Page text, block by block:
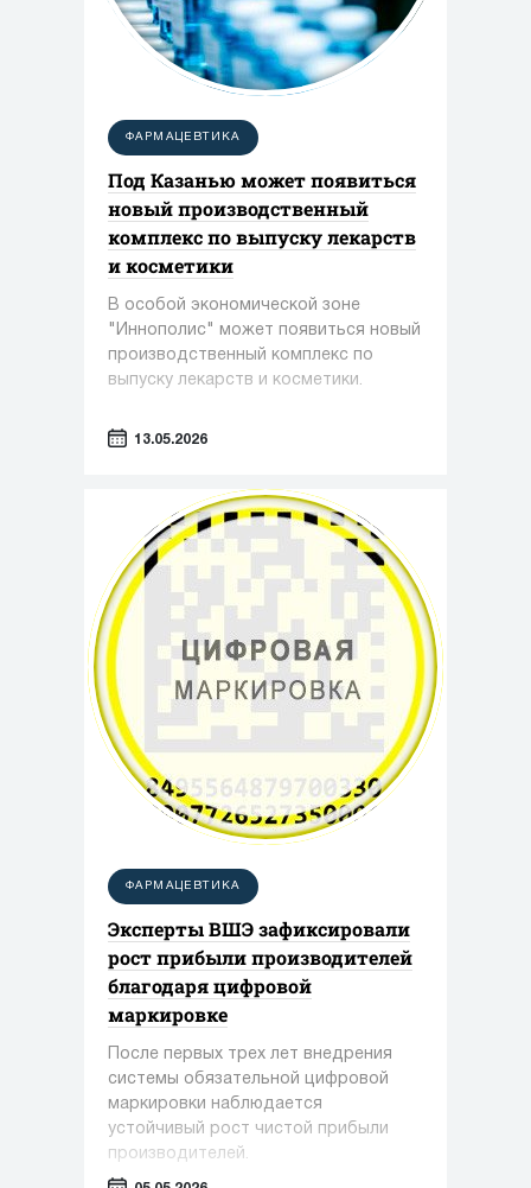
ФАРМАЦЕВТИКА
Под Казанью может появиться
новый производственный
комплекс по выпуску лекарств
и косметики
В особой экономической зоне
"Иннополис" может появиться новый
производственный комплекс по
выпуску лекарств и косметики.
13.05.2026
ФАРМАЦЕВТИКА
Эксперты ВШЭ зафиксировали
рост прибыли производителей
благодаря цифровой
маркировке
После первых трех лет внедрения
системы обязательной цифровой
маркировки наблюдается
устойчивый рост чистой прибыли
производителей.